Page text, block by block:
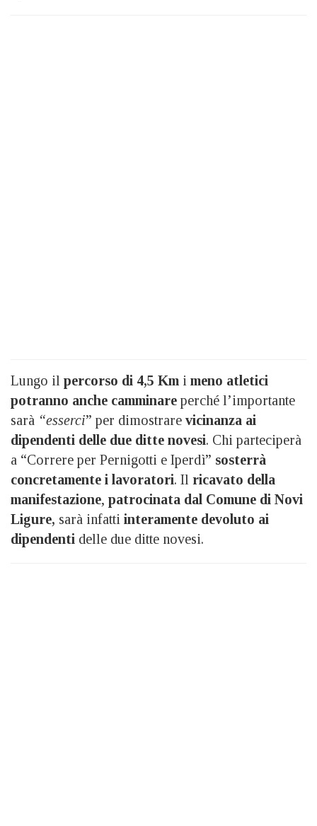
Lungo il percorso di 4,5 Km i meno atletici
potranno anche camminare perché l’importante
sarà “esserci” per dimostrare vicinanza ai
dipendenti delle due ditte novesi. Chi parteciperà
a “Correre per Pernigotti e Iperdì” sosterrà
concretamente i lavoratori. Il ricavato della
manifestazione, patrocinata dal Comune di Novi
Ligure, sarà infatti interamente devoluto ai
dipendenti delle due ditte novesi.